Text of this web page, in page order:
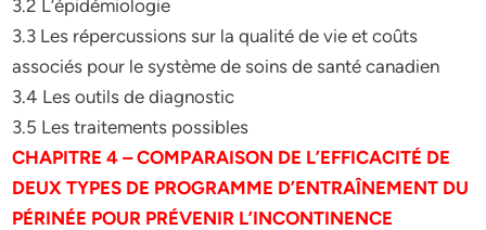
3.2 L’épidémiologie
3.3 Les répercussions sur la qualité de vie et coûts
associés pour le système de soins de santé canadien
3.4 Les outils de diagnostic
3.5 Les traitements possibles
CHAPITRE 4 – COMPARAISON DE L’EFFICACITÉ DE
DEUX TYPES DE PROGRAMME D’ENTRAÎNEMENT DU
PÉRINÉE POUR PRÉVENIR L’INCONTINENCE